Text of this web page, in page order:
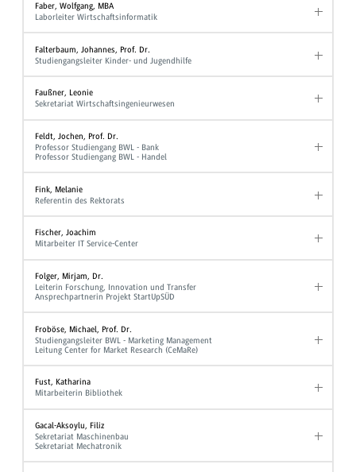
Faber, Wolfgang, MBA
Laborleiter Wirtschaftsinformatik
Falterbaum, Johannes, Prof. Dr.
Studiengangsleiter Kinder- und Jugendhilfe
Faußner, Leonie
Sekretariat Wirtschaftsingenieurwesen
Feldt, Jochen, Prof. Dr.
Professor Studiengang BWL - Bank
Professor Studiengang BWL - Handel
Fink, Melanie
Referentin des Rektorats
Fischer, Joachim
Mitarbeiter IT Service-Center
Folger, Mirjam, Dr.
Leiterin Forschung, Innovation und Transfer
Ansprechpartnerin Projekt StartUpSÜD
Froböse, Michael, Prof. Dr.
Studiengangsleiter BWL - Marketing Management
Leitung Center for Market Research (CeMaRe)
Fust, Katharina
Mitarbeiterin Bibliothek
Gacal-Aksoylu, Filiz
Sekretariat Maschinenbau
Sekretariat Mechatronik